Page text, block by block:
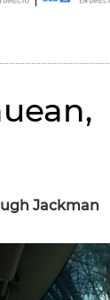
Jackman